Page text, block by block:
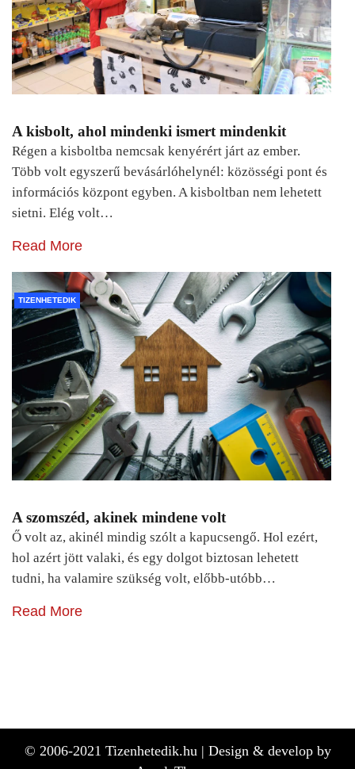
A kisbolt, ahol mindenki ismert mindenkit
Régen a kisboltba nemcsak kenyérért járt az ember.
Több volt egyszerű bevásárlóhelynél: közösségi pont és
információs központ egyben. A kisboltban nem lehetett
sietni. Elég volt…
Read More
TIZENHETEDIK
A szomszéd, akinek mindene volt
Ő volt az, akinél mindig szólt a kapucsengő. Hol ezért,
hol azért jött valaki, és egy dolgot biztosan lehetett
tudni, ha valamire szükség volt, előbb-utóbb…
Read More
© 2006-2021 Tizenhetedik.hu | Design & develop by